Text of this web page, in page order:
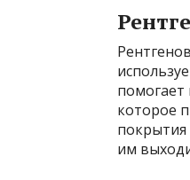
помогает
которое
им